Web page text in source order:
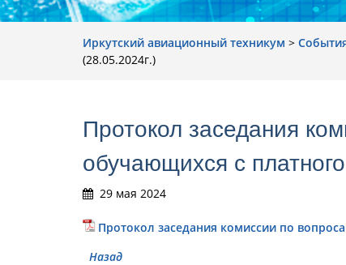
Иркутский авиационный техникум >
(28.05.2024г.)
Протокол заседания
обучающихся с
29 мая 2024
Протокол заседания комиссии по
Назад